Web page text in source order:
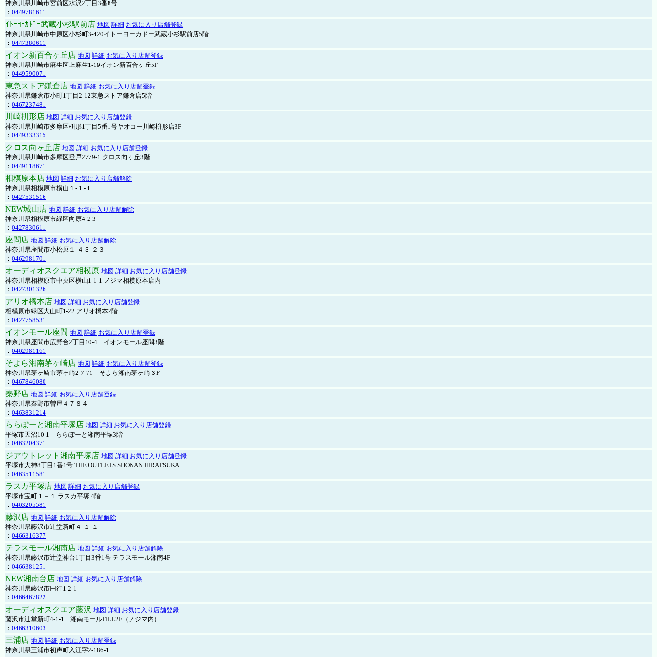
神奈川県川崎市宮前区水沢2丁目3番8号
： 0449781611
ｲﾄｰﾖｰｶﾄﾞｰ武蔵小杉駅前店 地図 詳細 お気に入り店舗登録
神奈川県川崎市中原区小杉町3-420イトーヨーカドー武蔵小杉駅前店5階
： 0447380611
イオン新百合ヶ丘店 地図 詳細 お気に入り店舗登録
神奈川県川崎市麻生区上麻生1-19イオン新百合ヶ丘5F
： 0449590071
東急ストア鎌倉店 地図 詳細 お気に入り店舗登録
神奈川県鎌倉市小町1丁目2-12東急ストア鎌倉店5階
： 0467237481
川崎枡形店 地図 詳細 お気に入り店舗登録
神奈川県川崎市多摩区枡形1丁目5番1号ヤオコー川崎枡形店3F
： 0449333315
クロス向ヶ丘店 地図 詳細 お気に入り店舗登録
神奈川県川崎市多摩区登戸2779-1 クロス向ヶ丘3階
： 0449118671
相模原本店 地図 詳細 お気に入り店舗解除
神奈川県相模原市横山１-１-１
： 0427531516
NEW城山店 地図 詳細 お気に入り店舗解除
神奈川県相模原市緑区向原4-2-3
： 0427830611
座間店 地図 詳細 お気に入り店舗解除
神奈川県座間市小松原１-４３-２３
： 0462981701
オーディオスクエア相模原 地図 詳細 お気に入り店舗登録
神奈川県相模原市中央区横山1-1-1 ノジマ相模原本店内
： 0427301326
アリオ橋本店 地図 詳細 お気に入り店舗登録
相模原市緑区大山町1-22 アリオ橋本2階
： 0427758531
イオンモール座間 地図 詳細 お気に入り店舗登録
神奈川県座間市広野台2丁目10-4 イオンモール座間3階
： 0462981161
そよら湘南茅ヶ崎店 地図 詳細 お気に入り店舗登録
神奈川県茅ヶ崎市茅ヶ崎2‐7‐71 そよら湘南茅ヶ崎３F
： 0467846080
秦野店 地図 詳細 お気に入り店舗登録
神奈川県秦野市曽屋４７８４
： 0463831214
ららぽーと湘南平塚店 地図 詳細 お気に入り店舗登録
平塚市天沼10-1 ららぽーと湘南平塚3階
： 0463204371
ジアウトレット湘南平塚店 地図 詳細 お気に入り店舗登録
平塚市大神8丁目1番1号 THE OUTLETS SHONAN HIRATSUKA
： 0463511581
ラスカ平塚店 地図 詳細 お気に入り店舗登録
平塚市宝町１－１ ラスカ平塚 4階
： 0463205581
藤沢店 地図 詳細 お気に入り店舗解除
神奈川県藤沢市辻堂新町４-１-１
： 0466316377
テラスモール湘南店 地図 詳細 お気に入り店舗解除
神奈川県藤沢市辻堂神台1丁目3番1号 テラスモール湘南4F
： 0466381251
NEW湘南台店 地図 詳細 お気に入り店舗解除
神奈川県藤沢市円行1-2-1
： 0466467822
オーディオスクエア藤沢 地図 詳細 お気に入り店舗登録
藤沢市辻堂新町4-1-1 湘南モールFILL2F（ノジマ内）
： 0466310603
三浦店 地図 詳細 お気に入り店舗登録
神奈川県三浦市初声町入江字2-186-1